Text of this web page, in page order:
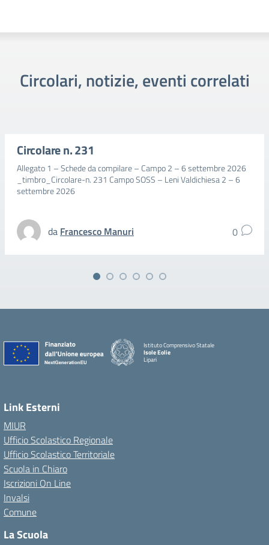
Circolari, notizie, eventi correlati
Circolare n. 231
Allegato 1 – Schede da compilare – Campo 2 – 6 settembre 2026
_timbro_Circolare-n. 231 Campo SOSS – Leni Valdichiesa 2 – 6
settembre 2026
da Francesco Manuri 0
Istituto Comprensivo Statale
Isole Eolie
Lipari
Link Esterni
MIUR
Ufficio Scolastico Regionale
Ufficio Scolastico Territoriale
Scuola in Chiaro
Iscrizioni On Line
Invalsi
Comune
La Scuola